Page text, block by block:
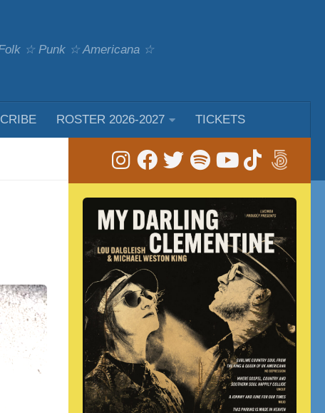
Folk ☆ Punk ☆ Americana ☆
ROSTER 2026-2027 TICKETS